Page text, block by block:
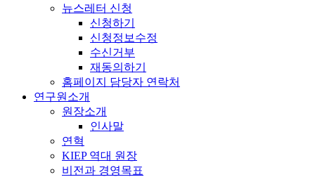
뉴스레터 신청
신청하기
신청정보수정
수신거부
재동의하기
홈페이지 담당자 연락처
연구원소개
원장소개
인사말
연혁
KIEP 역대 원장
비전과 경영목표